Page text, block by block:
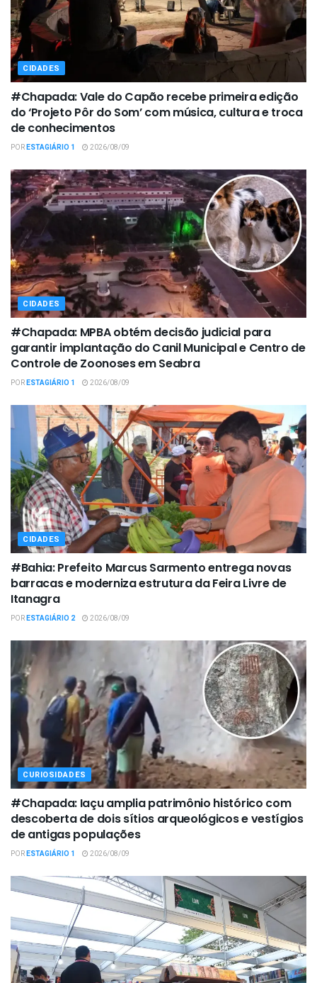
CIDADES
#Chapada: Vale do Capão recebe primeira edição
do ‘Projeto Pôr do Som’ com música, cultura e troca
de conhecimentos
PORESTAGIÁRIO 1 2026/08/09
CIDADES
#Chapada: MPBA obtém decisão judicial para
garantir implantação do Canil Municipal e Centro de
Controle de Zoonoses em Seabra
PORESTAGIÁRIO 1 2026/08/09
CIDADES
#Bahia: Prefeito Marcus Sarmento entrega novas
barracas e moderniza estrutura da Feira Livre de
Itanagra
PORESTAGIÁRIO 2 2026/08/09
CURIOSIDADES
#Chapada: Iaçu amplia patrimônio histórico com
descoberta de dois sítios arqueológicos e vestígios
de antigas populações
PORESTAGIÁRIO 1 2026/08/09